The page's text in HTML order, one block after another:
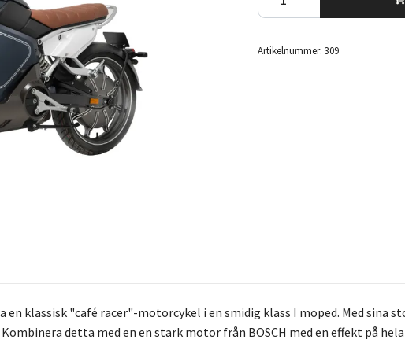
Artikelnummer: 309
en klassisk "café racer"-motorcykel i en smidig klass I moped. Med sina
detta med en en stark motor från BOSCH med en effekt på